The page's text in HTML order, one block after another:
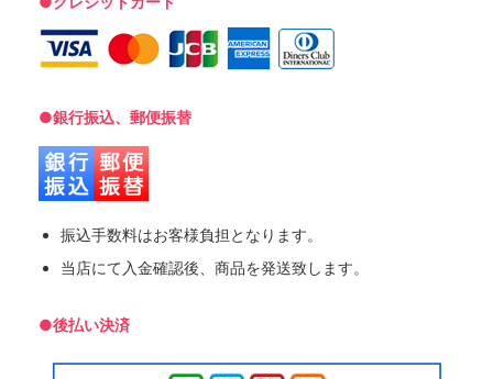
●銀行振込、郵便振替
振込手数料はお客様負担となります。
当店にて入金確認後、商品を発送致します。
●後払い決済